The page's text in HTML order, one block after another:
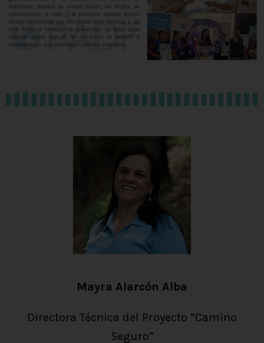
Mayra Alarcón Alba
Directora Técnica del Proyecto “Camino
Seguro”